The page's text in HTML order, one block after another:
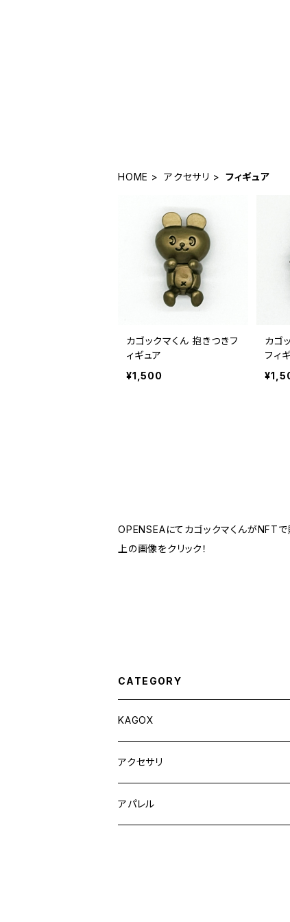
HOME アクセサリ フィギュア
カゴックマくん 抱きつきフ
ィギュア
¥1,500
カゴ
フィ
OPENSEAにてカゴックマくんがNFT
上の画像をクリック！
CATEGORY
KAGOX
KAGOX ONE
KAGOX ONE with Clips
KAGOX BIZ
アクセサリ
フィギュア
アパレル